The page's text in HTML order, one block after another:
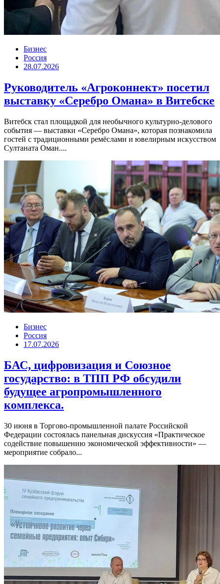
Бизнес
Россия
28.07.2026
Руководитель «Агроконнект» посетил
выставку «Серебро Омана» в Витебске
Витебск стал площадкой для необычного культурно-делового
события — выставки «Серебро Омана», которая познакомила
гостей с традиционными ремёслами и ювелирным искусством
Султаната Оман....
Бизнес
Россия
17.07.2026
БАС, цифровизация и Союзное
государство: в ТПП РФ обсудили
будущее агропромышленного
комплекса.
30 июня в Торгово-промышленной палате Российской
Федерации состоялась панельная дискуссия «Практическое
содействие повышению экономической эффективности» —
мероприятие собрало...